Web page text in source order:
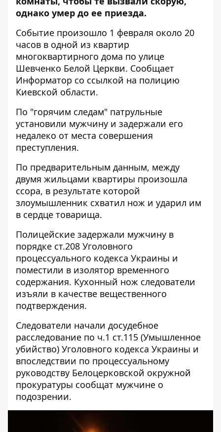
однако умер до ее приезда.
Событие произошло 1 февраля около 20
часов в одной из квартир
многоквартирного дома по улице
Шевченко Белой Церкви. Сообщает
Информатор со ссылкой на полицию
Киевской области.
По "горячим следам" патрульные
установили мужчину и задержали его
недалеко от места совершения
преступления.
По предварительным данным, между
двумя жильцами квартиры произошла
ссора, в результате которой
злоумышленник схватил нож и ударил им
в сердце товарища.
Полицейские задержали мужчину в
порядке ст.208 Уголовного
процессуального кодекса Украины и
поместили в изолятор временного
содержания. Кухонный нож следователи
изъяли в качестве вещественного
подтверждения.
Следователи начали досудебное
расследование по ч.1 ст.115 (Умышленное
убийство) Уголовного кодекса Украины и
впоследствии по процессуальному
руководству Белоцерковской окружной
прокуратуры сообщат мужчине о
подозрении.